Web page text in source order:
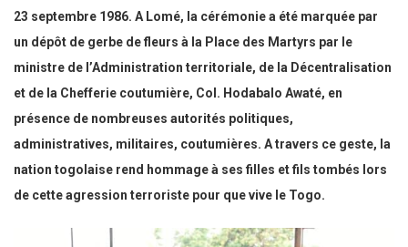
23 septembre 1986. A Lomé, la cérémonie a été marquée par
un dépôt de gerbe de fleurs à la Place des Martyrs par le
ministre de l’Administration territoriale, de la Décentralisation
et de la Chefferie coutumière, Col. Hodabalo Awaté, en
présence de nombreuses autorités politiques,
administratives, militaires, coutumières. A travers ce geste, la
nation togolaise rend hommage à ses filles et fils tombés lors
de cette agression terroriste pour que vive le Togo.